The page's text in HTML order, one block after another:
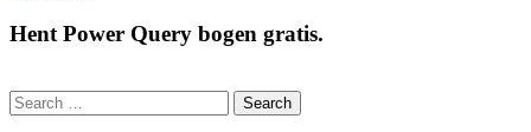
Hent Power Query bogen gratis.
Search
for: